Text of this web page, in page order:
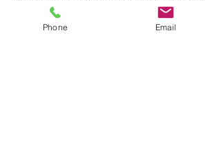
nach Ende Ihres Besuchs automatisch
gelöscht. Permanente Cookies
Phone Email